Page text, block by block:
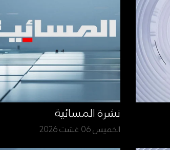
نشرة المسائية
الخميس 06 غشت 2026